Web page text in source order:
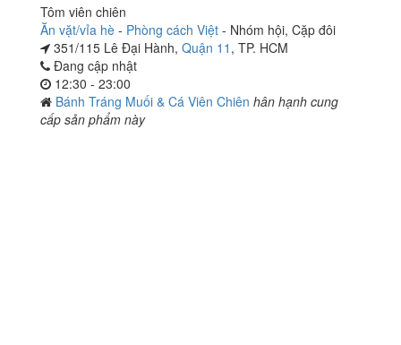
Tôm viên chiên
Ăn vặt/vỉa hè - Phòng cách Việt - Nhóm hội, Cặp đôi
351/115 Lê Đại Hành, Quận 11 , TP. HCM
Đang cập nhật
12:30 - 23:00
Bánh Tráng Muối & Cá Viên Chiên hân hạnh cung
cấp sản phẩm này